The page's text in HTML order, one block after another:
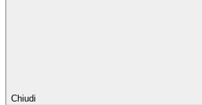
Chiudi